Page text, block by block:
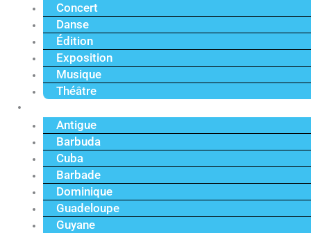
Concert
Danse
Édition
Exposition
Musique
Théâtre
Antigue
Barbuda
Cuba
Barbade
Dominique
Guadeloupe
Guyane